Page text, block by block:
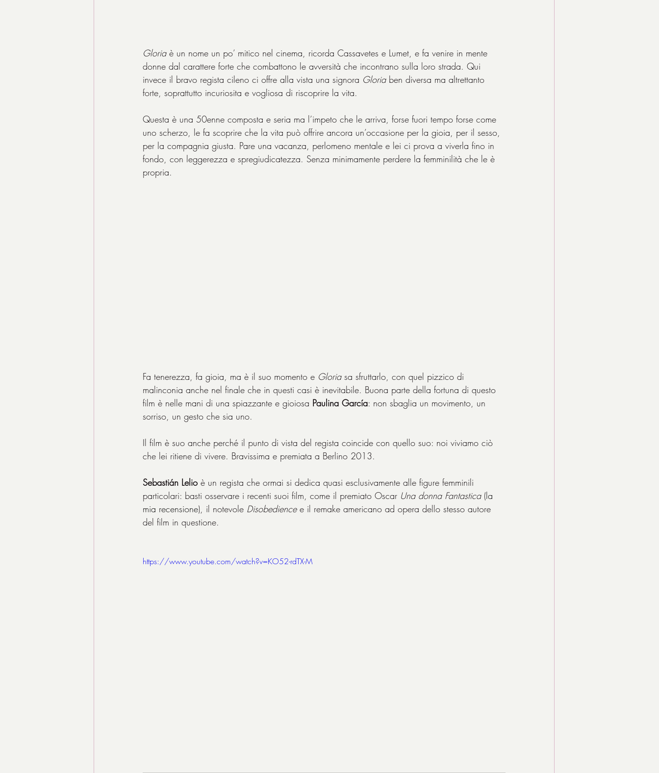
Gloria è un nome un po’ mitico nel cinema, ricorda Cassavetes e Lumet, e fa venire in mente
donne dal carattere forte che combattono le avversità che incontrano sulla loro strada. Qui
invece il bravo regista cileno ci offre alla vista una signora Gloria ben diversa ma altrettanto
forte, soprattutto incuriosita e vogliosa di riscoprire la vita.
Questa è una 50enne composta e seria ma l’impeto che le arriva, forse fuori tempo forse come
uno scherzo, le fa scoprire che la vita può offrire ancora un’occasione per la gioia, per il sesso,
per la compagnia giusta. Pare una vacanza, perlomeno mentale e lei ci prova a viverla fino in
fondo, con leggerezza e spregiudicatezza. Senza minimamente perdere la femminilità che le è
propria.
Fa tenerezza, fa gioia, ma è il suo momento e Gloria sa sfruttarlo, con quel pizzico di
malinconia anche nel finale che in questi casi è inevitabile. Buona parte della fortuna di questo
film è nelle mani di una spiazzante e gioiosa Paulina García: non sbaglia un movimento, un
sorriso, un gesto che sia uno.
Il film è suo anche perché il punto di vista del regista coincide con quello suo: noi viviamo ciò
che lei ritiene di vivere. Bravissima e premiata a Berlino 2013.
Sebastián Lelio è un regista che ormai si dedica quasi esclusivamente alle figure femminili
particolari: basti osservare i recenti suoi film, come il premiato Oscar Una donna Fantastica (la
mia recensione), il notevole Disobedience e il remake americano ad opera dello stesso autore
del film in questione.
https://www.youtube.com/watch?v=KO52-rdTX-M